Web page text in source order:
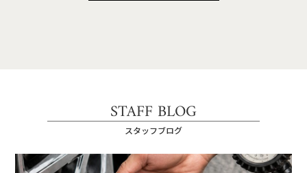
STAFF BLOG
スタッフブログ